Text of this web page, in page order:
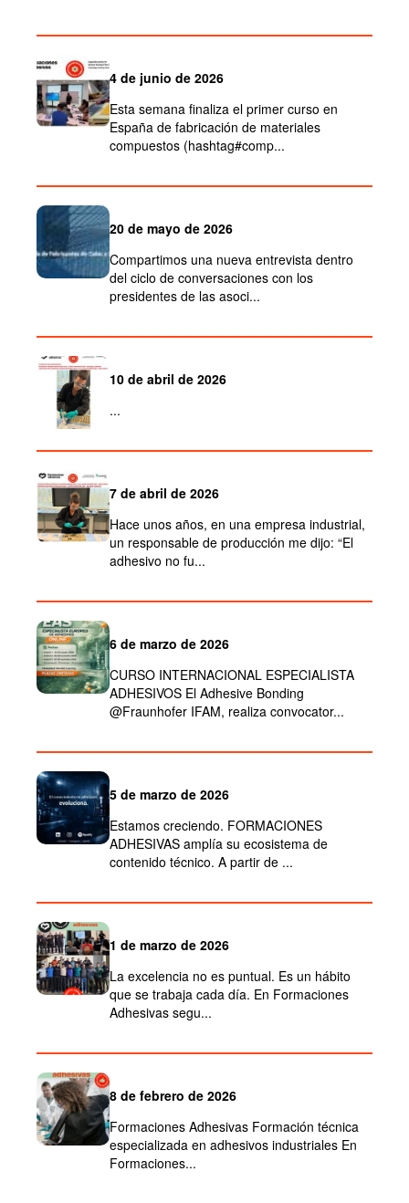
4 de junio de 2026
Esta semana finaliza el primer curso en
España de fabricación de materiales
compuestos (hashtag#comp...
20 de mayo de 2026
Compartimos una nueva entrevista dentro
del ciclo de conversaciones con los
presidentes de las asoci...
10 de abril de 2026
...
7 de abril de 2026
Hace unos años, en una empresa industrial,
un responsable de producción me dijo: “El
adhesivo no fu...
6 de marzo de 2026
CURSO INTERNACIONAL ESPECIALISTA
ADHESIVOS El Adhesive Bonding
@Fraunhofer IFAM, realiza convocator...
5 de marzo de 2026
Estamos creciendo. FORMACIONES
ADHESIVAS amplía su ecosistema de
contenido técnico. A partir de ...
1 de marzo de 2026
La excelencia no es puntual. Es un hábito
que se trabaja cada día. En Formaciones
Adhesivas segu...
8 de febrero de 2026
Formaciones Adhesivas Formación técnica
especializada en adhesivos industriales En
Formaciones...